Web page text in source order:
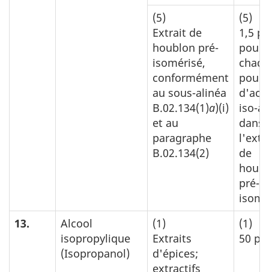
(5)
Extrait de
houblon pré-
isomérisé,
conformément
au sous-alinéa
B.02.134(1)a)(i)
et au
paragraphe
B.02.134(2)
(5)
1,5
pour
pour
iso-
dans
de
pré-
13.
Alcool
isopropylique
(Isopropanol)
(1)
Extraits
d'épices;
extractifs
(1)
50